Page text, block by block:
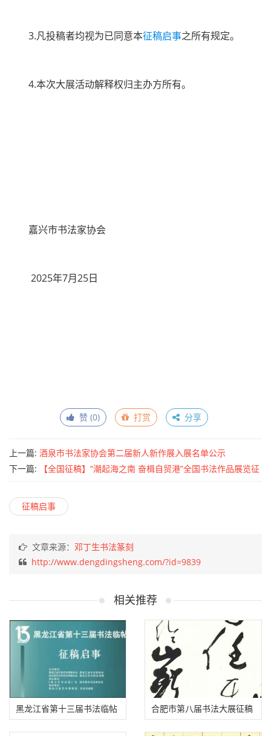
3.凡投稿者均视为已同意本征稿启事之所有规定。
4.本次大展活动解释权归主办方所有。
嘉兴市书法家协会
2025年7月25日
赞 (0) 打赏 分享
上一篇: 酒泉市书法家协会第二届新人新作展入展名单公示
下一篇:
【全国征稿】“潮起海之南 奋楫自贸港”全国书法作品展览征
征稿启事
文章来源： 邓丁生书法篆刻
http://www.dengdingsheng.com/?id=9839
相关推荐
黑龙江省第十三届书法临帖
展征稿启事（2025年8月31
合肥市第八届书法大展征稿
启事（2025年9月20日截